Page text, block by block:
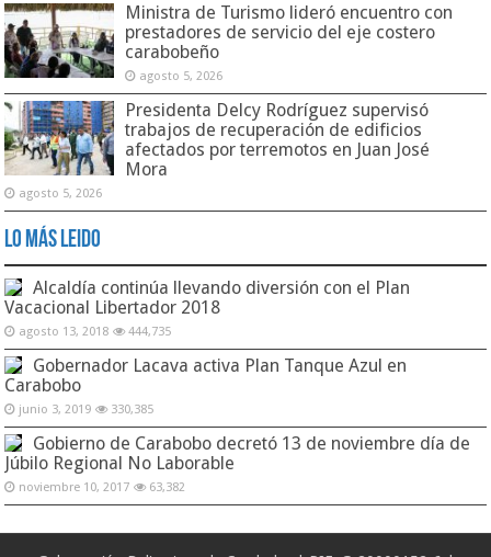
Ministra de Turismo lideró encuentro con
prestadores de servicio del eje costero
carabobeño
agosto 5, 2026
Presidenta Delcy Rodríguez supervisó
trabajos de recuperación de edificios
afectados por terremotos en Juan José
Mora
agosto 5, 2026
Lo Más Leido
Alcaldía continúa llevando diversión con el Plan
Vacacional Libertador 2018
agosto 13, 2018 444,735
Gobernador Lacava activa Plan Tanque Azul en
Carabobo
junio 3, 2019 330,385
Gobierno de Carabobo decretó 13 de noviembre día de
Júbilo Regional No Laborable
noviembre 10, 2017 63,382